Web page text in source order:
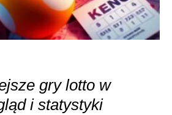
gry lotto w
i statystyki